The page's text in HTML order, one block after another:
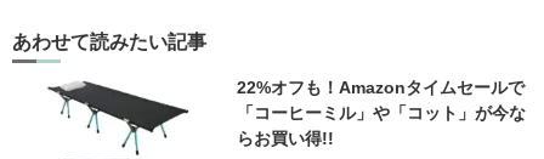
あわせて読みたい記事
22%オフも！Amazonタイムセールで
「コーヒーミル」や「コット」が今な
らお買い得!!